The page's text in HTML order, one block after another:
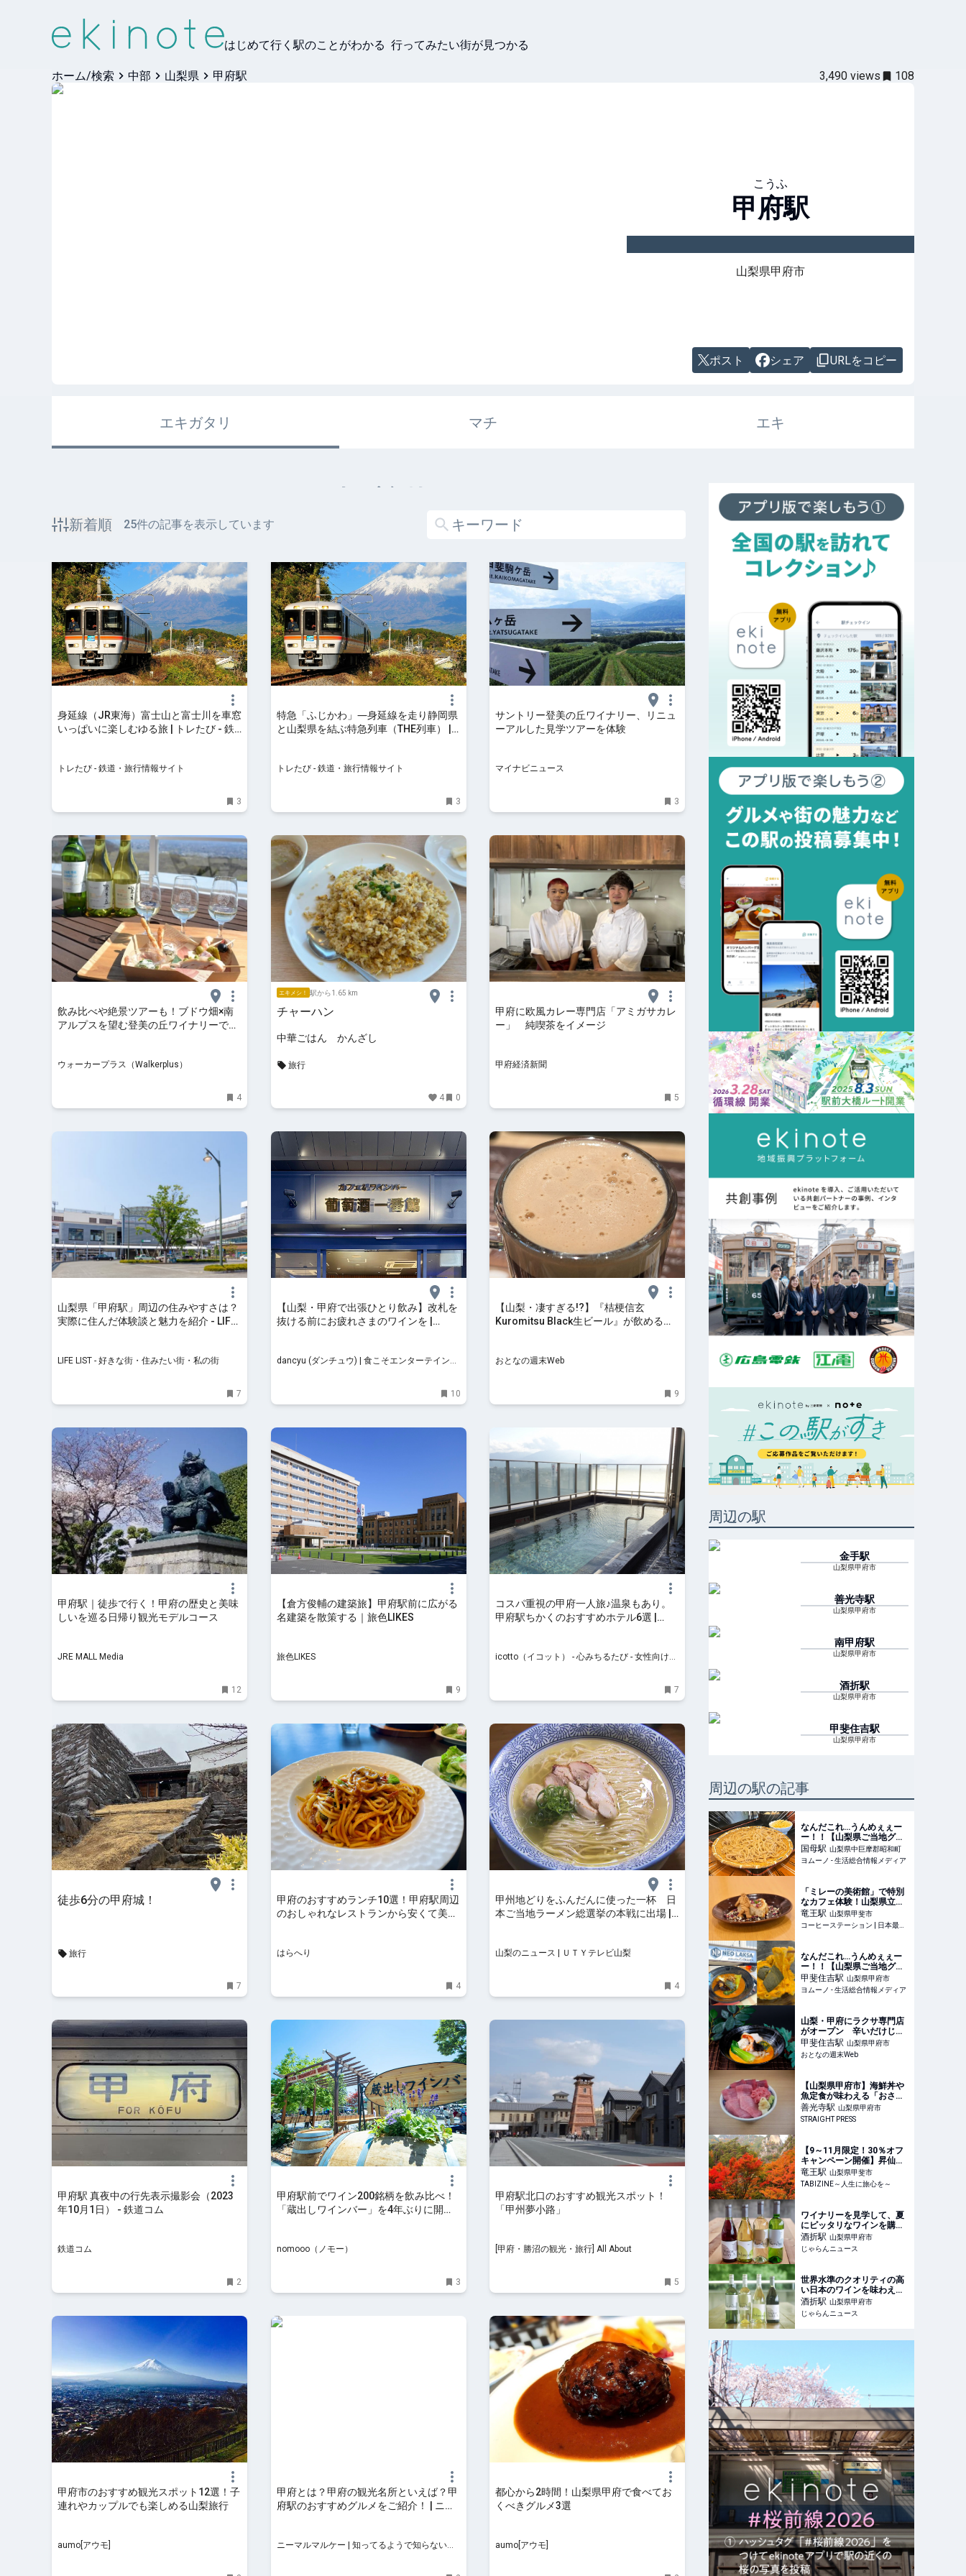
はじめて行く駅のことがわかる 行ってみたい街が見つかる
ホーム/検索 中部 山梨県 甲府駅 3,490 views 108
こうふ
甲府駅
山梨県甲府市
ポスト シェア URLをコピー
エキガタリ マチ エキ
エキガタリ
新着順 25件の記事を表示しています
身延線（JR東海）富士山と富士川を車窓
いっぱいに楽しむゆる旅 | トレたび - 鉄
トレたび - 鉄道・旅行情報サイト
3
特急「ふじかわ」―身延線を走り静岡県
と山梨県を結ぶ特急列車（THE列車） |
トレたび - 鉄道・旅行情報サイト
3
サントリー登美の丘ワイナリー、リニュ
ーアルした見学ツアーを体験
マイナビニュース
3
飲み比べや絶景ツアーも！ブドウ畑×南
アルプスを望む登美の丘ワイナリーで
ウォーカープラス（Walkerplus）
4
エキメシ！ 駅から1.65 km
チャーハン
中華ごはん かんざし
旅行
4 0
甲府に欧風カレー専門店「アミガサカレ
ー」 純喫茶をイメージ
甲府経済新聞
5
山梨県「甲府駅」周辺の住みやすさは？
実際に住んだ体験談と魅力を紹介 - LIFE
LIFE LIST - 好きな街・住みたい街・私の街
7
【山梨・甲府で出張ひとり飲み】改札を
抜ける前にお疲れさまのワインを |
dancyu (ダンチュウ) | 食こそエンターテインメ
10
【山梨・凄すぎる!?】『桔梗信玄
Kuromitsu Black生ビール』が飲めるの
おとなの週末Web
9
甲府駅｜徒歩で行く！甲府の歴史と美味
しいを巡る日帰り観光モデルコース
JRE MALL Media
12
【倉方俊輔の建築旅】甲府駅前に広がる
名建築を散策する｜旅色LIKES
旅色LIKES
9
コスパ重視の甲府一人旅♪温泉もあり。
甲府駅ちかくのおすすめホテル6選 |
icotto（イコット） - 心みちるたび - 女性向け旅
7
徒歩6分の甲府城！
旅行
7
甲府のおすすめランチ10選！甲府駅周辺
のおしゃれなレストランから安くて美味
はらへり
4
甲州地どりをふんだんに使った一杯 日
本ご当地ラーメン総選挙の本戦に出場 |
山梨のニュース | ＵＴＹテレビ山梨
4
甲府駅 真夜中の行先表示撮影会（2023
年10月1日） - 鉄道コム
鉄道コム
2
甲府駅前でワイン200銘柄を飲み比べ！
「蔵出しワインバー」を4年ぶりに開
nomooo（ノモー）
3
甲府駅北口のおすすめ観光スポット！
「甲州夢小路」
[甲府・勝沼の観光・旅行] All About
5
甲府市のおすすめ観光スポット12選！子
連れやカップルでも楽しめる山梨旅行
aumo[アウモ]
甲府とは？甲府の観光名所といえば？甲
府駅のおすすめグルメをご紹介！ | ニー
ニーマルマルケー | 知ってるようで知らない単
都心から2時間！山梨県甲府で食べてお
くべきグルメ3選
aumo[アウモ]
周辺の駅
金手駅
山梨県甲府市
善光寺駅
山梨県甲府市
南甲府駅
山梨県甲府市
酒折駅
山梨県甲府市
甲斐住吉駅
山梨県甲府市
周辺の駅の記事
なんだこれ…うんめぇぇー
ー！！【山梨県ご当地グル
メ】目の前で茹で上がる"極
上手打ちそば"！「天ぷらも
サックサク♪」絶対行きたい
国母駅 山梨県中巨摩郡昭和町
ヨムーノ - 生活総合情報メディア
「ミレーの美術館」で特別
なカフェ体験！山梨県立美
術館「COLERE」から新ス
イーツ「種をまく”りんごの
チーズケーキ」が登場 | コ
竜王駅 山梨県甲斐市
コーヒーステーション | 日本最大級のコーヒーWEBメディア
なんだこれ…うんめぇぇー
ー！！【山梨県ご当地グル
メ】確実に甲府でしか味わ
えない！「郷土料理をこう
するのか！」大ブレイク前
ーノ
甲斐住吉駅 山梨県甲府市
ヨムーノ - 生活総合情報メディア
山梨・甲府にラクサ専門店
がオープン 辛いだけじゃ
ない、ほうとう由来の新感
覚麺で味わうマレーシアの
味とは
甲斐住吉駅 山梨県甲府市
おとなの週末Web
【山梨県甲府市】海鮮丼や
魚定食が味わえる「おさか
な食堂 やまと」オープン！
ご飯大盛・お替わり無料
善光寺駅 山梨県甲府市
STRAIGHT PRESS
【9～11月限定！30％オフ
キャンペーン開催】昇仙峡
の紅葉とセットで楽しみた
い！竜王ラドン温泉 湯ーと
ぴあ｜山梨県甲斐市 |
～
竜王駅 山梨県甲斐市
TABIZINE～人生に旅心を～
ワイナリーを見学して、夏
にピッタリなワインを購
入！シャトー酒折ワイナリ
ーへの旅♪ ｜じゃらんニュ
ース
酒折駅 山梨県甲府市
じゃらんニュース
世界水準のクオリティの高
い日本のワインを味わえる
酒折（山梨） ｜じゃらんニ
ュース
酒折駅 山梨県甲府市
じゃらんニュース